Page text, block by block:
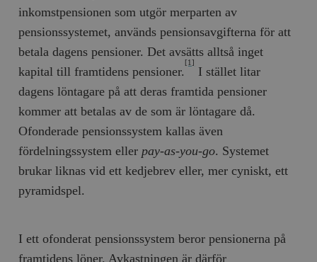
inkomstpensionen som utgör merparten av
pensionssystemet, används pensionsavgifterna för att
betala dagens pensioner. Det avsätts alltså inget
kapital till framtidens pensioner.
[1]
I stället litar
dagens löntagare på att deras framtida pensioner
kommer att betalas av de som är löntagare då.
Ofonderade pensionssystem kallas även
fördelningssystem eller pay-as-you-go. Systemet
brukar liknas vid ett kedjebrev eller, mer cyniskt, ett
pyramidspel.
I ett ofonderat pensionssystem beror pensionerna på
framtidens löner. Avkastningen är därför